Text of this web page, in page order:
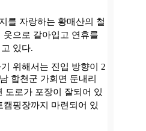
를 자랑하는 황매산의 철
옷으로 갈아입고 연휴를
있다.
위해서는 진입 방향이 2
합천군 가회면 둔내리
도로가 포장이 잘되어 있
캠핑장까지 마련되어 있